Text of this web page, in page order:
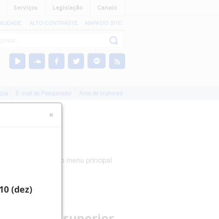
Serviços Legislação Canais
ALTO CONTRASTE MAPA DO SITE
E-mail do Pesquisador Área de imprensa
nas abas do menu principal
×
(dez)